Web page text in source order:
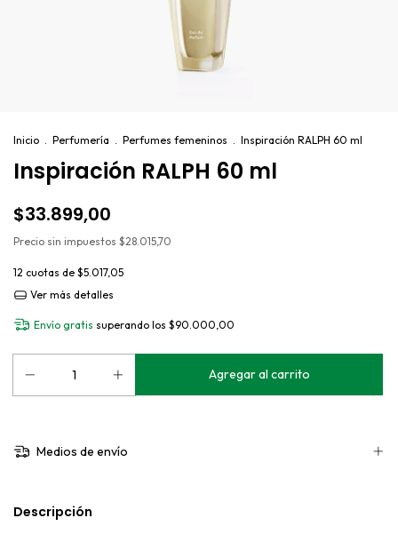
Inicio . Perfumería . Perfumes femeninos . Inspiración RALPH 60 ml
Inspiración RALPH 60 ml
$33.899,00
Precio sin impuestos $28.015,70
12 cuotas de $5.017,05
Ver más detalles
Envío gratis superando los $90.000,00
Medios de envío
Descripción